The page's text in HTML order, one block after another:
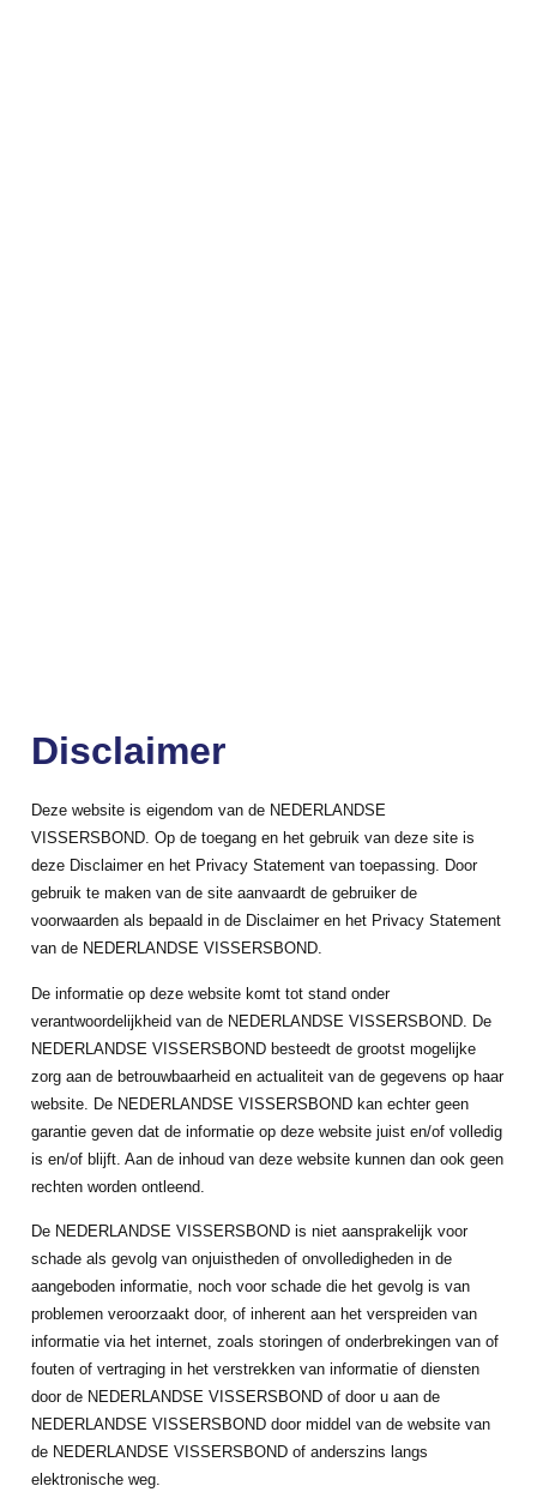
Disclaimer
Deze website is eigendom van de NEDERLANDSE
VISSERSBOND. Op de toegang en het gebruik van deze site is
deze Disclaimer en het Privacy Statement van toepassing. Door
gebruik te maken van de site aanvaardt de gebruiker de
voorwaarden als bepaald in de Disclaimer en het Privacy Statement
van de NEDERLANDSE VISSERSBOND.
De informatie op deze website komt tot stand onder
verantwoordelijkheid van de NEDERLANDSE VISSERSBOND. De
NEDERLANDSE VISSERSBOND besteedt de grootst mogelijke
zorg aan de betrouwbaarheid en actualiteit van de gegevens op haar
website. De NEDERLANDSE VISSERSBOND kan echter geen
garantie geven dat de informatie op deze website juist en/of volledig
is en/of blijft. Aan de inhoud van deze website kunnen dan ook geen
rechten worden ontleend.
De NEDERLANDSE VISSERSBOND is niet aansprakelijk voor
schade als gevolg van onjuistheden of onvolledigheden in de
aangeboden informatie, noch voor schade die het gevolg is van
problemen veroorzaakt door, of inherent aan het verspreiden van
informatie via het internet, zoals storingen of onderbrekingen van of
fouten of vertraging in het verstrekken van informatie of diensten
door de NEDERLANDSE VISSERSBOND of door u aan de
NEDERLANDSE VISSERSBOND door middel van de website van
de NEDERLANDSE VISSERSBOND of anderszins langs
elektronische weg.